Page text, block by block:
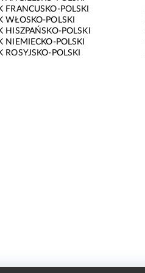
FRANCUSKO-POLSKI
WŁOSKO-POLSKI
HISZPAŃSKO-POLSKI
NIEMIECKO-POLSKI
ROSYJSKO-POLSKI